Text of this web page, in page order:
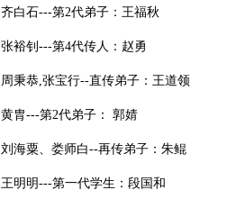
齐白石---第2代弟子：王福秋
张裕钊---第4代传人：赵勇
周秉恭,张宝行--直传弟子：王道领
黄胄---第2代弟子： 郭婧
刘海粟、娄师白--再传弟子：朱鲲
王明明---第一代学生：段国和